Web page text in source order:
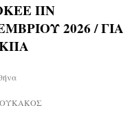
ΠΝ
2026 / ΓΙΑ